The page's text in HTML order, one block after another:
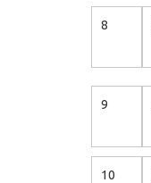
8
9
10